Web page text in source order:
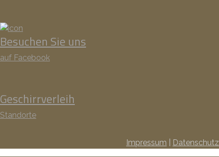
Besuchen Sie uns
auf Facebook
Geschirrverleih
Standorte
Impressum Datenschutz